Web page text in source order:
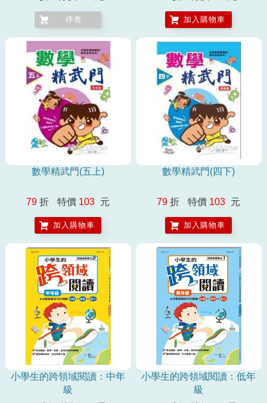
停售 加入購物車
數學精武門(五上)
79 折 特價 103 元
加入購物車
數學精武門(四下)
79 折 特價 103 元
加入購物車
小學生的跨領域閱讀：中年
級
小學生的跨領域閱讀：低年
級